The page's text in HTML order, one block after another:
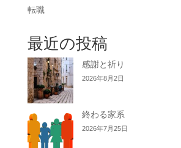
転職
最近の投稿
感謝と祈り
2026年8月2日
終わる家系
2026年7月25日